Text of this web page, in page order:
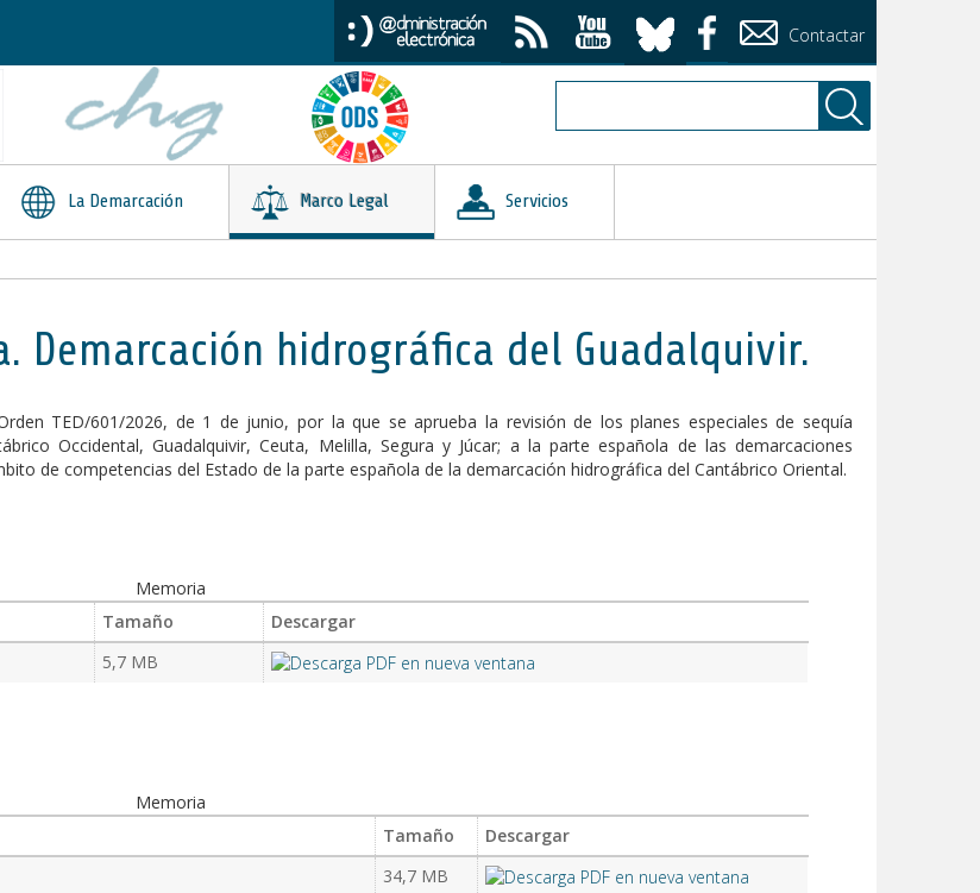
Contactar
La Demarcación Marco Legal Servicios
Demarcación hidrográfica del Guadalquivir.
TED/601/2026, de 1 de junio, por la que se aprueba la revisión de los planes especiales de sequía
Occidental, Guadalquivir, Ceuta, Melilla, Segura y Júcar; a la parte española de las demarcaciones
de competencias del Estado de la parte española de la demarcación hidrográfica del Cantábrico Oriental.
Memoria
Tamaño
Descargar
5,7 MB
Memoria
Tamaño
Descargar
34,7 MB